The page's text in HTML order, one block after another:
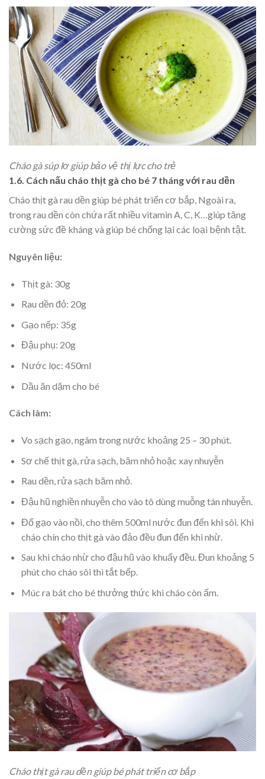
Cháo gà súp lơ giúp bảo vệ thị lực cho trẻ
1.6. Cách nấu cháo thịt gà cho bé 7 tháng với rau dền
Cháo thịt gà rau dền giúp bé phát triển cơ bắp, Ngoài ra,
trong rau dền còn chứa rất nhiều vitamin A, C, K…giúp tăng
cường sức đề kháng và giúp bé chống lại các loại bệnh tật.
Nguyên liệu:
Thịt gà: 30g
Rau dền đỏ: 20g
Gạo nếp: 35g
Đậu phụ: 20g
Nước lọc: 450ml
Dầu ăn dặm cho bé
Cách làm:
Vo sạch gạo, ngâm trong nước khoảng 25 – 30 phút.
Sơ chế thịt gà, rửa sạch, băm nhỏ hoặc xay nhuyễn
Rau dền, rửa sạch băm nhỏ.
Đậu hũ nghiền nhuyễn cho vào tô dùng muỗng tán nhuyễn.
Đổ gạo vào nồi, cho thêm 500ml nước đun đến khi sôi. Khi
cháo chín cho thịt gà vào đảo đều đun đến khi nhừ.
Sau khi cháo nhừ cho đậu hũ vào khuấy đều. Đun khoảng 5
phút cho cháo sôi thì tắt bếp.
Múc ra bát cho bé thưởng thức khi cháo còn ấm.
Cháo thịt gà rau dền giúp bé phát triển cơ bắp